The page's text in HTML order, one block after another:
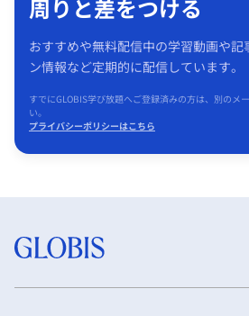
周りと差をつける
おすすめや無料配信中の学習動画や
ン情報など定期的に配信しています。
すでにGLOBIS学び放題へご登録済みの方は、別のメ
い。
プライバシーポリシーはこちら